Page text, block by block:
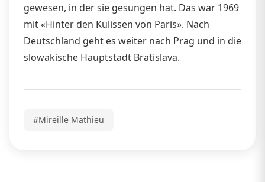
gewesen, in der sie gesungen hat. Das war 1969
mit «Hinter den Kulissen von Paris». Nach
Deutschland geht es weiter nach Prag und in die
slowakische Hauptstadt Bratislava.
#Mireille Mathieu